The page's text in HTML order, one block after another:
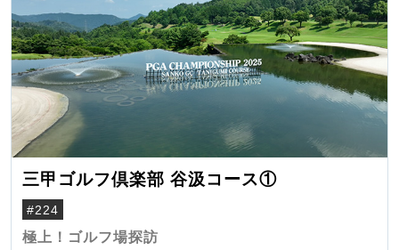
三甲ゴルフ倶楽部 谷汲コース①
#224
極上！ゴルフ場探訪